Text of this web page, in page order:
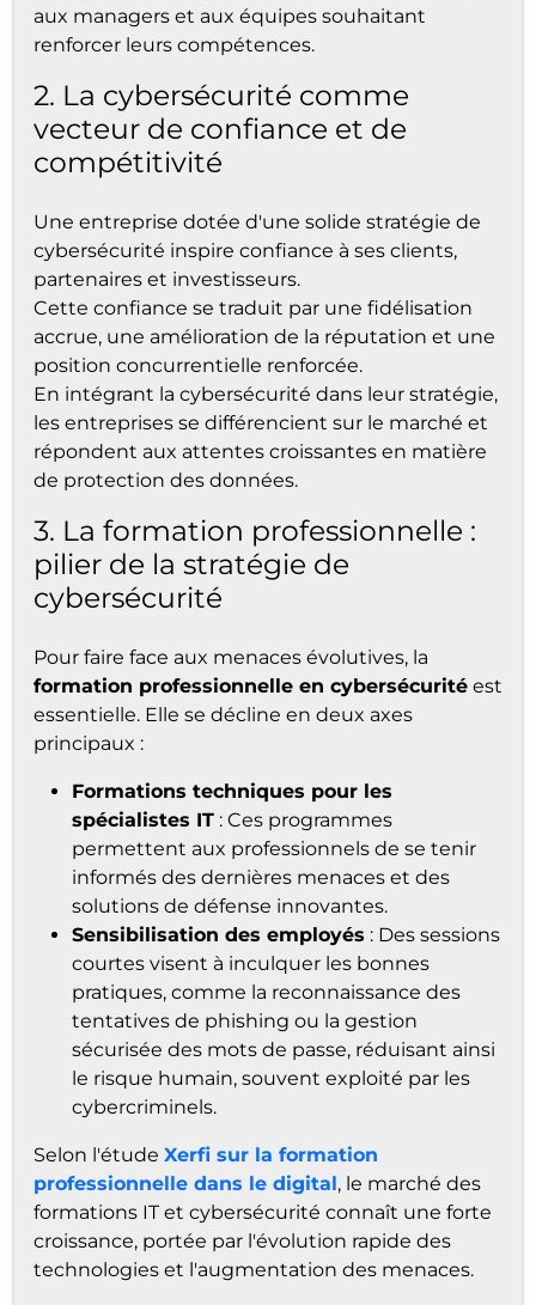
aux managers et aux équipes souhaitant
renforcer leurs compétences.
2. La cybersécurité comme
vecteur de confiance et de
compétitivité
Une entreprise dotée d'une solide stratégie de
cybersécurité inspire confiance à ses clients,
partenaires et investisseurs.
Cette confiance se traduit par une fidélisation
accrue, une amélioration de la réputation et une
position concurrentielle renforcée.
En intégrant la cybersécurité dans leur stratégie,
les entreprises se différencient sur le marché et
répondent aux attentes croissantes en matière
de protection des données.
3. La formation professionnelle :
pilier de la stratégie de
cybersécurité
Pour faire face aux menaces évolutives, la
formation professionnelle en cybersécurité est
essentielle. Elle se décline en deux axes
principaux :
Formations techniques pour les
spécialistes IT : Ces programmes
permettent aux professionnels de se tenir
informés des dernières menaces et des
solutions de défense innovantes.
Sensibilisation des employés : Des sessions
courtes visent à inculquer les bonnes
pratiques, comme la reconnaissance des
tentatives de phishing ou la gestion
sécurisée des mots de passe, réduisant ainsi
le risque humain, souvent exploité par les
cybercriminels.
Selon l'étude Xerfi sur la formation
professionnelle dans le digital, le marché des
formations IT et cybersécurité connaît une forte
croissance, portée par l'évolution rapide des
technologies et l'augmentation des menaces.